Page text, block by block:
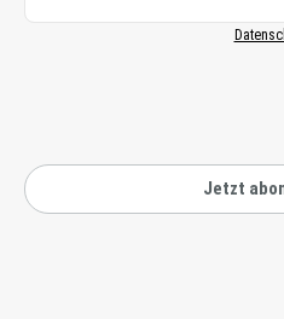
Jetzt